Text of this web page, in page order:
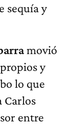
sequía y
movió
y
lo que
Carlos
entre